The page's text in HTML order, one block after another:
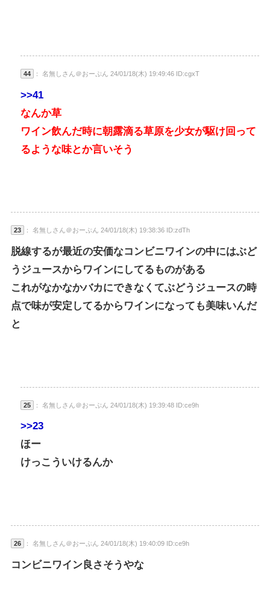
44 ： 名無しさん＠おーぷん 24/01/18(木) 19:49:46 ID:cgxT
>>41
なんか草
ワイン飲んだ時に朝露滴る草原を少女が駆け回って
るような味とか言いそう
23 ： 名無しさん＠おーぷん 24/01/18(木) 19:38:36 ID:zdTh
脱線するが最近の安価なコンビニワインの中にはぶど
うジュースからワインにしてるものがある
これがなかなかバカにできなくてぶどうジュースの時
点で味が安定してるからワインになっても美味いんだ
と
25 ： 名無しさん＠おーぷん 24/01/18(木) 19:39:48 ID:ce9h
>>23
ほー
けっこういけるんか
26 ： 名無しさん＠おーぷん 24/01/18(木) 19:40:09 ID:ce9h
コンビニワイン良さそうやな